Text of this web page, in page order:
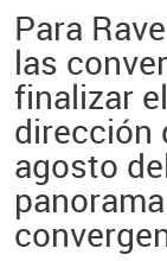
Para
las
finalizar
dirección
agosto